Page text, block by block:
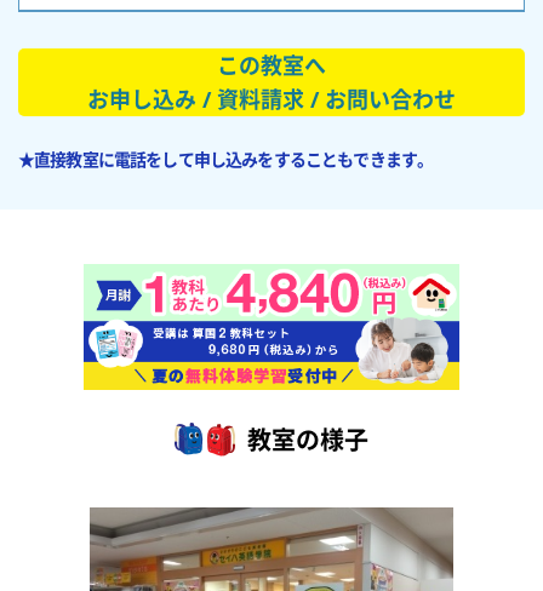
この教室へ
お申し込み / 資料請求 / お問い合わせ
★直接教室に電話をして申し込みをすることもできます。
教室の様子